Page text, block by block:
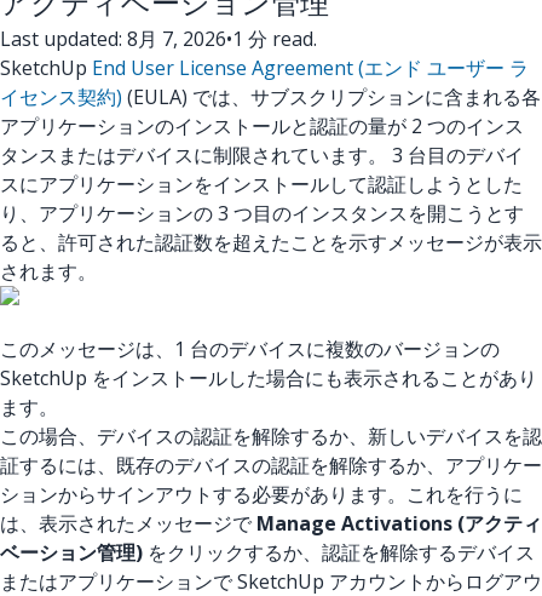
Last updated: 8月 7, 2026•1 分 read.
SketchUp End User License Agreement (エンド ユーザー ラ
イセンス契約) (EULA) では、サブスクリプションに含まれる各
アプリケーションのインストールと認証の量が 2 つのインス
タンスまたはデバイスに制限されています。 3 台目のデバイ
スにアプリケーションをインストールして認証しようとした
り、アプリケーションの 3 つ目のインスタンスを開こうとす
ると、許可された認証数を超えたことを示すメッセージが表示
されます。
このメッセージは、1 台のデバイスに複数のバージョンの
SketchUp をインストールした場合にも表示されることがあり
ます。
この場合、デバイスの認証を解除するか、新しいデバイスを認
証するには、既存のデバイスの認証を解除するか、アプリケー
ションからサインアウトする必要があります。これを行うに
は、表示されたメッセージで Manage Activations (アクティ
ベーション管理) をクリックするか、認証を解除するデバイス
またはアプリケーションで SketchUp アカウントからログアウ